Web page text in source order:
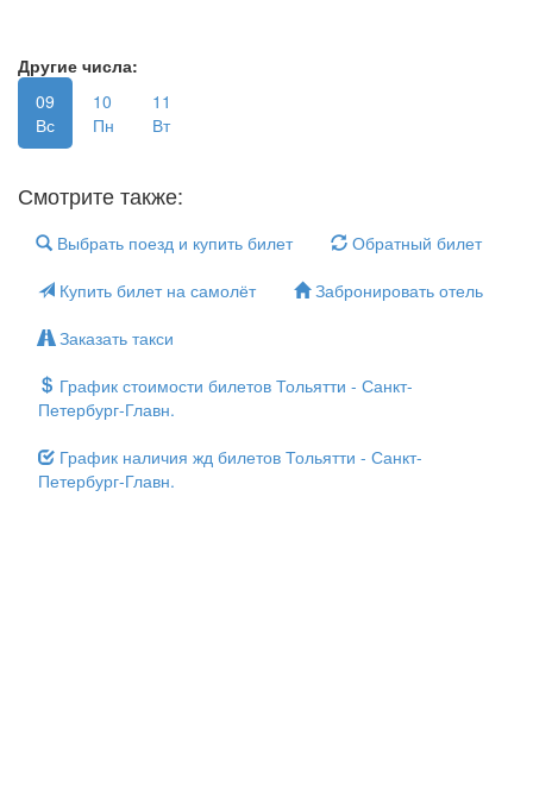
Другие числа:
09
Вс
10
Пн
11
Вт
Смотрите также:
Выбрать поезд и купить билет
Обратный билет
Купить билет на самолёт
Забронировать отель
Заказать такси
График стоимости билетов Тольятти - Санкт-
Петербург-Главн.
График наличия жд билетов Тольятти - Санкт-
Петербург-Главн.